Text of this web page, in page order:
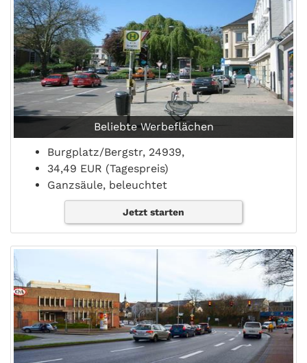
Beliebte Werbeflächen
Burgplatz/Bergstr, 24939,
34,49 EUR (Tagespreis)
Ganzsäule, beleuchtet
Jetzt starten